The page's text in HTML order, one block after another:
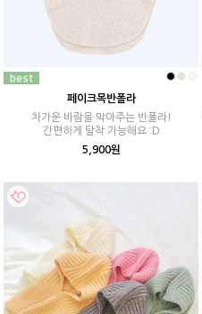
페이크목반폴라
차가운 바람을 막아주는 반폴라!
간편하게 탈착 가능해요 :D
5,900원